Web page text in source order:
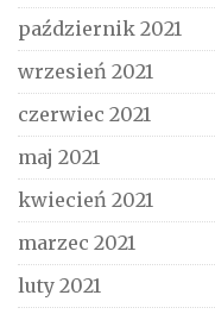
październik 2021
wrzesień 2021
czerwiec 2021
maj 2021
kwiecień 2021
marzec 2021
luty 2021